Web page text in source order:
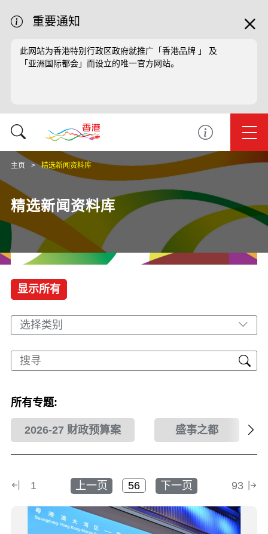
重要通知
此网站为香港特别行政区政府就推广「香港品牌 」 及
「亚洲国际都会」而设立的唯一官方网站。
主页 精选新闻资料库
精选新闻资料库
显示所有
选择类别
所有专题:
2026-27 财政预算案 盛事之都
1 上一页 下一页 93